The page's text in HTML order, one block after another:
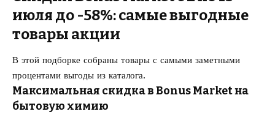
июля до -58%: самые выгодные
товары акции
В этой подборке собраны товары с самыми заметными
процентами выгоды из каталога.
Максимальная скидка в Bonus Market на
бытовую химию